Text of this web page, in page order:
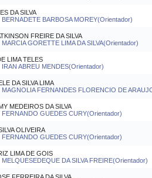
DA SILVA
BERNADETE BARBOSA MOREY(Orientador)
FREIRE DA SILVA
MARCIA GORETTE LIMA DA SILVA(Orientador)
LIMA TELES
IRAN ABREU MENDES(Orientador)
DA SILVA LIMA
MAGNOLIA FERNANDES FLORENCIO DE
MEDEIROS DA SILVA
FERNANDO GUEDES CURY(Orientador)
OLIVEIRA
FERNANDO GUEDES CURY(Orientador)
LIMA DE GOIS
MELQUESEDEQUE DA SILVA FREIRE(Orientador)